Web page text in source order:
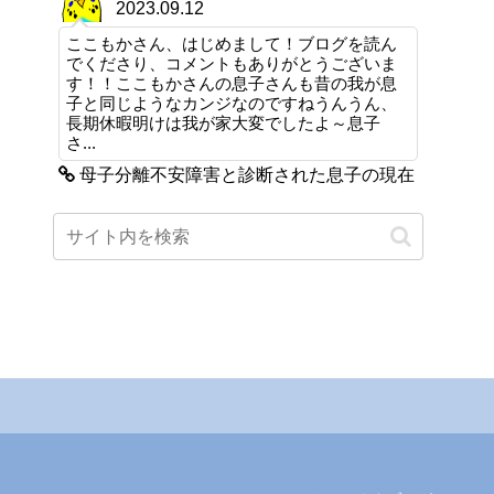
2023.09.12
ここもかさん、はじめまして！ブログを読ん
でくださり、コメントもありがとうございま
す！！ここもかさんの息子さんも昔の我が息
子と同じようなカンジなのですねうんうん、
長期休暇明けは我が家大変でしたよ～息子
さ...
母子分離不安障害と診断された息子の現在